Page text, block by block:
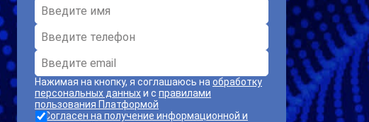
Нажимая на кнопку, я соглашаюсь на обработку
персональных данныхи с правилами
пользования Платформой
Согласен на получение информационной и